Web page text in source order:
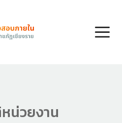
น่วยงาน